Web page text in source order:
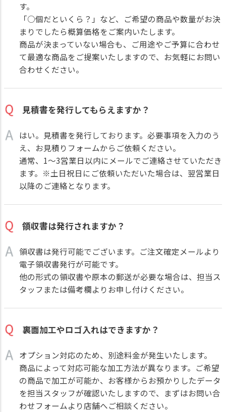
す。
「○個だといくら？」など、ご希望の商品や数量がお決
まりでしたら概算価格をご案内いたします。
商品が決まっていない場合も、ご用途やご予算に合わせ
て最適な商品をご提案いたしますので、お気軽にお問い
合わせください。
見積書を発行してもらえますか？
はい。見積書を発行しております。必要事項を入力のう
え、 お見積りフォームからご依頼ください。
通常、1～3営業日以内にメールでご連絡させていただき
ます。※土日祝日にご依頼いただいた場合は、翌営業日
以降のご連絡となります。
領収書は発行されますか？
領収書は発行可能でございます。ご注文確定メールより
電子領収書発行が可能です。
他の形式の領収書や原本の郵送が必要な場合は、担当ス
タッフまたは備考欄よりお申し付けください。
裏面加工やロゴ入れはできますか？
オプション対応のため、別途料金が発生いたします。
商品によって対応可能な加工方法が異なります。ご希望
の商品で加工が可能か、お客様からお預かりしたデータ
を担当スタッフが確認いたしますので、まずはお問い合
わせフォームより店舗へご相談ください。